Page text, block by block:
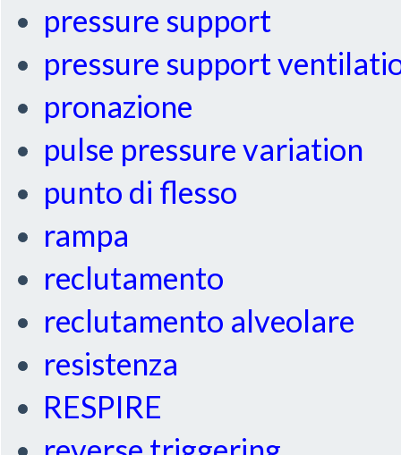
pressure support
pressure support
pronazione
pulse pressure variation
punto di flesso
rampa
reclutamento
reclutamento alveolare
resistenza
RESPIRE